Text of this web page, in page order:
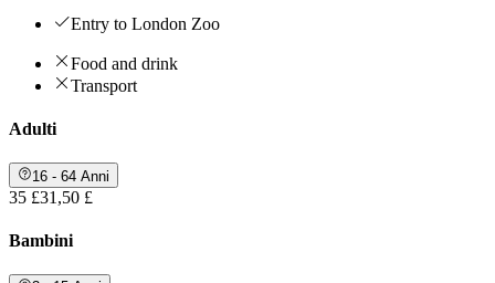
Entry to London Zoo
Food and drink
Transport
Adulti
16 - 64 Anni
35 £31,50 £
Bambini